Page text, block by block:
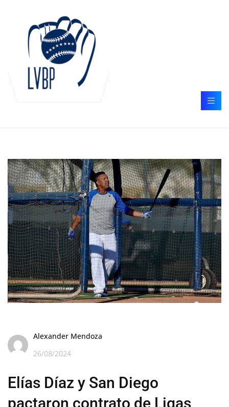
Alexander Mendoza
26/08/2024
Elías Díaz y San Diego
pactaron contrato de Ligas